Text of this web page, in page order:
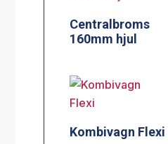
Centralbroms
160mm hjul
Kombivagn Flexi